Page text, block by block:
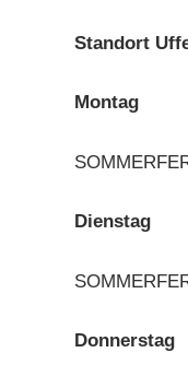
Standort
Montag
Dienstag
Donnerstag